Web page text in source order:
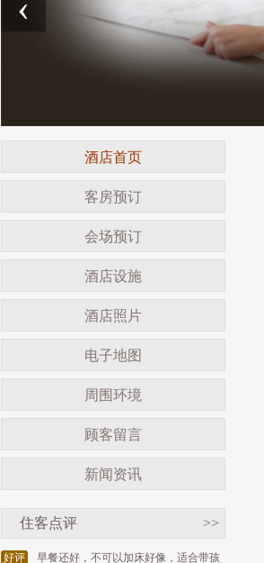
酒店首页
客房预订
会场预订
酒店设施
酒店照片
电子地图
周围环境
顾客留言
新闻资讯
住客点评 >>
好评 早餐还好，不可以加床好像，适合带孩